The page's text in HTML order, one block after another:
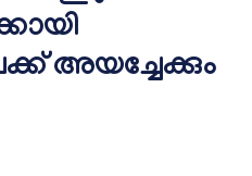
അയച്ചേക്കും